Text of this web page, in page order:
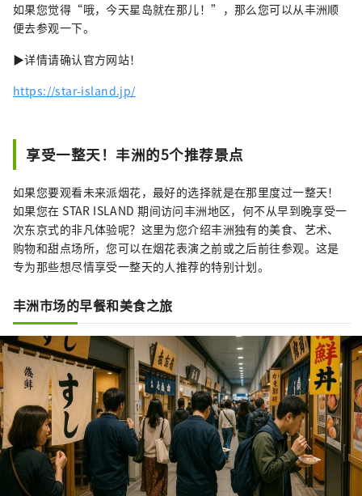
如果您觉得“哦，今天星岛就在那儿！”，那么您可以从丰洲顺
便去参观一下。
▶详情请确认官方网站！
https://star-island.jp/
享受一整天！丰洲的5个推荐景点
如果您要观看未来派烟花，最好的选择就是在那里度过一整天！
如果您在 STAR ISLAND 期间访问丰洲地区，何不从早到晚享受一
次东京式的非凡体验呢？这里为您介绍丰洲独有的美食、艺术、
购物和甜点场所，您可以在烟花表演之前或之后前往参观。这是
专为那些想尽情享受一整天的人推荐的特别计划。
丰洲市场的早餐和美食之旅